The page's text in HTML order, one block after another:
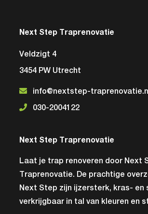
Next Step Traprenovatie
Veldzigt 4
3454 PW Utrecht
info@nextstep-traprenovatie.nl
030-2004122
Next Step Traprenovatie
Laat je trap renoveren door Next
Traprenovatie. De prachtige
Next Step zijn ijzersterk, kras- en
verkrijgbaar in tal van kleuren en